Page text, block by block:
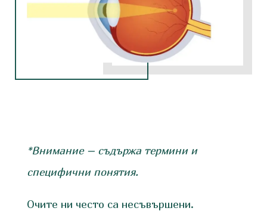
*Внимание – съдържа термини и
специфични понятия.
Очите ни често са несъвършени.